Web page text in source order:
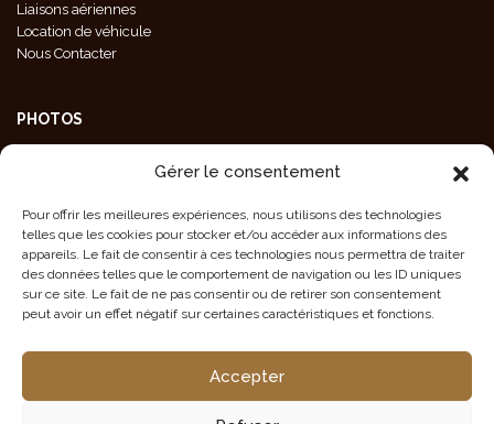
Gérer le consentement
Pour offrir les meilleures expériences, nous utilisons des technologies
telles que les cookies pour stocker et/ou accéder aux informations des
appareils. Le fait de consentir à ces technologies nous permettra de traiter
des données telles que le comportement de navigation ou les ID uniques
sur ce site. Le fait de ne pas consentir ou de retirer son consentement
peut avoir un effet négatif sur certaines caractéristiques et fonctions.
Accepter
Liaisons aériennes
Location de véhicule
Nous Contacter
PHOTOS
Photos Paysages
Photos Population
Crédit Photos